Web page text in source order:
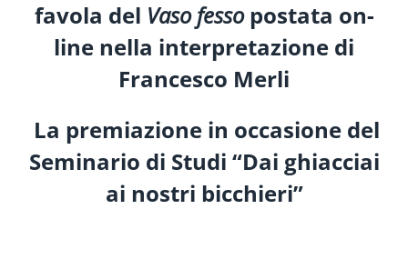
favola del Vaso fessopostata on-
line nella interpretazione di
Francesco Merli
La premiazione in occasione del
Seminario di Studi “Dai ghiacciai
ai nostri bicchieri”